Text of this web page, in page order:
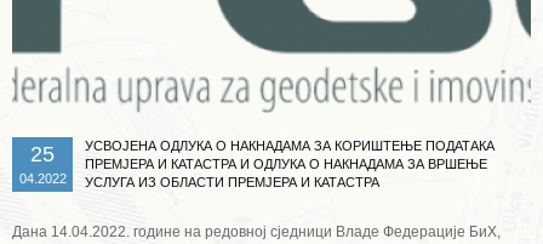
25
04.2022
УСВОЈЕНА ОДЛУКА О НАКНАДАМА ЗА КОРИШТЕЊЕ ПОДАТАКА
ПРЕМЈЕРА И КАТАСТРА И ОДЛУКА О НАКНАДАМА ЗА ВРШЕЊЕ
УСЛУГА ИЗ ОБЛАСТИ ПРЕМЈЕРА И КАТАСТРА
Дана 14.04.2022. године на редовној сједници Владе Федерације БиХ,